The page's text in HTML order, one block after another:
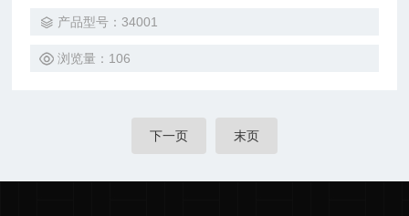
产品型号：34001
浏览量：106
下一页 末页